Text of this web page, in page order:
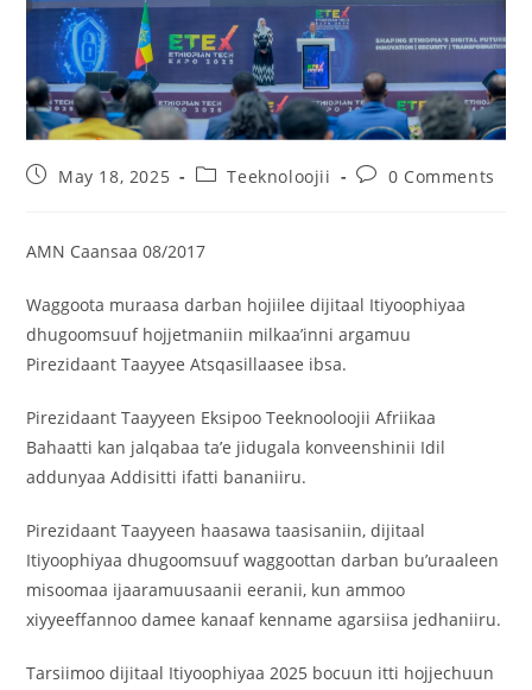
May 18, 2025 Teeknoloojii 0 Comments
AMN Caansaa 08/2017
Waggoota muraasa darban hojiilee dijitaal Itiyoophiyaa
dhugoomsuuf hojjetmaniin milkaa’inni argamuu
Pirezidaant Taayyee Atsqasillaasee ibsa.
Pirezidaant Taayyeen Eksipoo Teeknooloojii Afriikaa
Bahaatti kan jalqabaa ta’e jidugala konveenshinii Idil
addunyaa Addisitti ifatti bananiiru.
Pirezidaant Taayyeen haasawa taasisaniin, dijitaal
Itiyoophiyaa dhugoomsuuf waggoottan darban bu’uraaleen
misoomaa ijaaramuusaanii eeranii, kun ammoo
xiyyeeffannoo damee kanaaf kenname agarsiisa jedhaniiru.
Tarsiimoo dijitaal Itiyoophiyaa 2025 bocuun itti hojjechuun